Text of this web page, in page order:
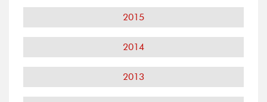
2015
2014
2013